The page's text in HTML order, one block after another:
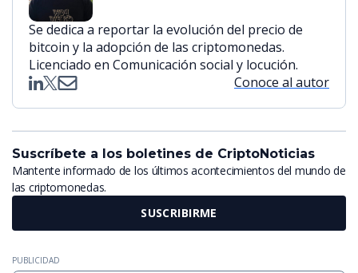
Se dedica a reportar la evolución del precio de
bitcoin y la adopción de las criptomonedas.
Licenciado en Comunicación social y locución.
Conoce al autor
Suscríbete a los boletines de CriptoNoticias
Mantente informado de los últimos acontecimientos del mundo de
las criptomonedas.
SUSCRIBIRME
PUBLICIDAD